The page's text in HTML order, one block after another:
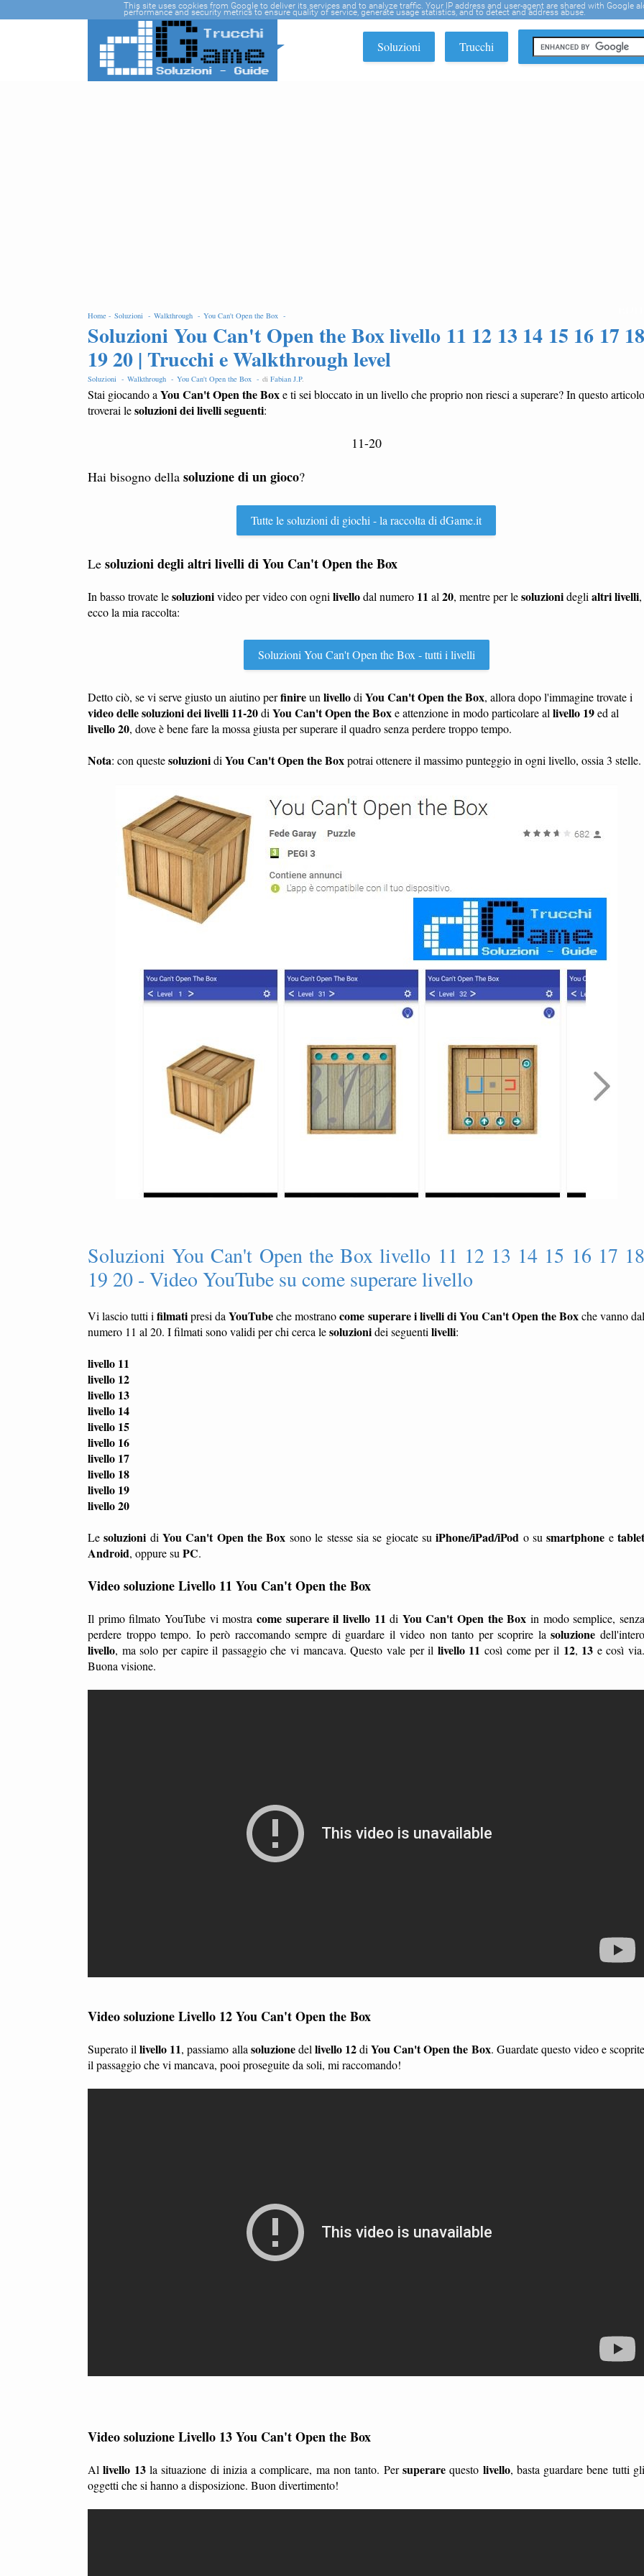
Soluzioni Trucchi
Home - Soluzioni - Walkthrough - You Can't Open the Box -
Soluzioni You Can't Open the Box livello 11 12 13 14 15 16 17 18
19 20 | Trucchi e Walkthrough level
Soluzioni - Walkthrough - You Can't Open the Box - di Fabian J.P.
Stai giocando a You Can't Open the Boxe ti sei bloccato in un livello che proprio non riesci a superare? In questo articolo
troverai lesoluzioni dei livelli seguenti:
11-20
Hai bisogno della soluzione di un gioco?
Tutte le soluzioni di giochi - la raccolta di dGame.it
Le soluzioni degli altri livelli di You Can't Open the Box
In basso trovate lesoluzionivideo per video con ogni livellodal numero 11 al 20, mentre per lesoluzionidegli altri livelli,
ecco la mia raccolta:
Soluzioni You Can't Open the Box - tutti i livelli
Detto ciò, se vi serve giusto un aiutino perfinireun livellodi You Can't Open the Box, allora dopo l'immagine trovate i
video delle soluzioni dei livelli 11-20di You Can't Open the Boxe attenzione in modo particolare al livello 19ed al
livello 20, dove è bene fare la mossa giusta per superare il quadro senza perdere troppo tempo.
Nota: con questesoluzionidi You Can't Open the Boxpotrai ottenere il massimo punteggio in ogni livello, ossia 3 stelle.
Soluzioni You Can't Open the Box livello 11 12 13 14 15 16 17 18
19 20 - Video YouTube su come superare livello
Vi lascio tutti ifilmatipresi daYouTubeche mostranocome superare i livelli di You Can't Open the Boxche vanno
numero 11 al 20. I filmati sono validi per chi cerca lesoluzionidei seguenti livelli:
livello 11
livello 12
livello 13
livello 14
livello 15
livello 16
livello 17
livello 18
livello 19
livello 20
Lesoluzioni diYou Can't Open the Box sono le stesse sia se giocate suiPhone/iPad/iPod o susmartphone e
Android, oppure su PC.
Video soluzione Livello 11 You Can't Open the Box
Il primo filmato YouTube vi mostra come superare il livello 11 di You Can't Open the Box in modo semplice,
perdere troppo tempo. Io però raccomando sempre di guardare il video non tanto per scoprire lasoluzione
livello, ma solo per capire il passaggio che vi mancava. Questo vale per il livello 11 così come per il 12, 13 e così via.
Buona visione.
Video soluzione Livello 12 You Can't Open the Box
Superato illivello 11, passiamo alla soluzionedel livello 12diYou Can't Open the Box. Guardate questo video e
il passaggio che vi mancava, pooi proseguite da soli, mi raccomando!
Video soluzione Livello 13 You Can't Open the Box
Allivello 13la situazione di inizia a complicare, ma non tanto. Persuperarequesto livello, basta guardare bene tutti
oggetti che si hanno a disposizione. Buon divertimento!
This site uses cookies from Google to deliver its services and to analyze traffic. Your IP address and user-agent are shared with Google
performance and security metrics to ensure quality of service, generate usage statistics, and to detect and address abuse.